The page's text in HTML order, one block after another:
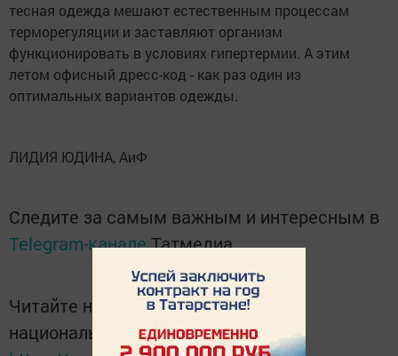
тесная одежда мешают естественным процессам
терморегуляции и заставляют организм
функционировать в условиях гипертермии. А этим
летом офисный дресс-код - как раз один из
оптимальных вариантов одежды.
ЛИДИЯ ЮДИНА, АиФ
Следите за самым важным и интересным в
Telegram-каналеТатмедиа
Читайте новости Татарстана в
национальном мессенджере MАХ: